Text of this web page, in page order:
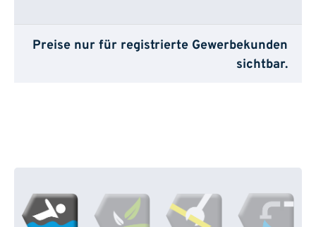
Preise nur für registrierte Gewerbekunden
sichtbar.